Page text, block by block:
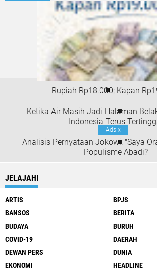
Rupiah Rp18.000; Kapan
Ketika Air Masih Jadi Halaman
Indonesia Terus
Analisis Pernyataan Jokowi: "Saya
Populisme Abadi?
JELAJAHI
ARTIS
BPJS
BANSOS
BERITA
BUDAYA
BURUH
COVID-19
DAERAH
DEWAN PERS
DUNIA
EKONOMI
HEADLINE
Ads x